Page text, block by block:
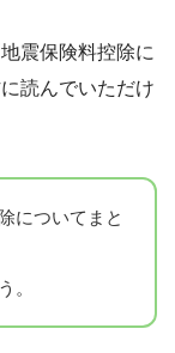
震保険料控除に
読んでいただけ
についてまと
。